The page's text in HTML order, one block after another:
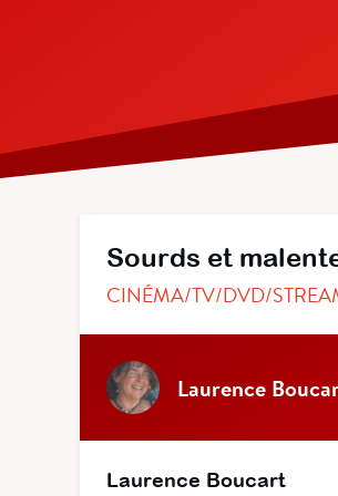
Sourds et
CINÉMA/TV/DVD/
Laurence
Laurence Boucart